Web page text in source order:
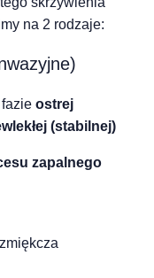
na 2 rodzaje:
ostrej
(stabilnej)
zapalnego